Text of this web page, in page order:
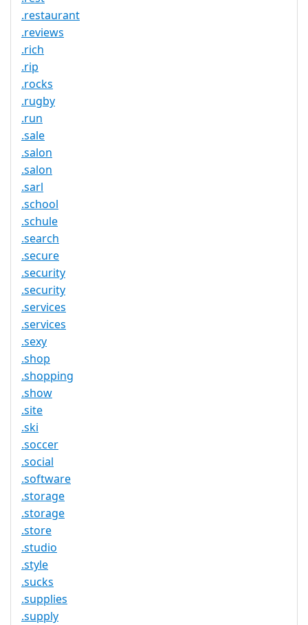
.restaurant
.reviews
.rich
.rip
.rocks
.rugby
.run
.sale
.salon
.salon
.sarl
.school
.schule
.search
.secure
.security
.security
.services
.services
.sexy
.shop
.shopping
.show
.site
.ski
.soccer
.social
.software
.storage
.storage
.store
.studio
.style
.sucks
.supplies
.supply